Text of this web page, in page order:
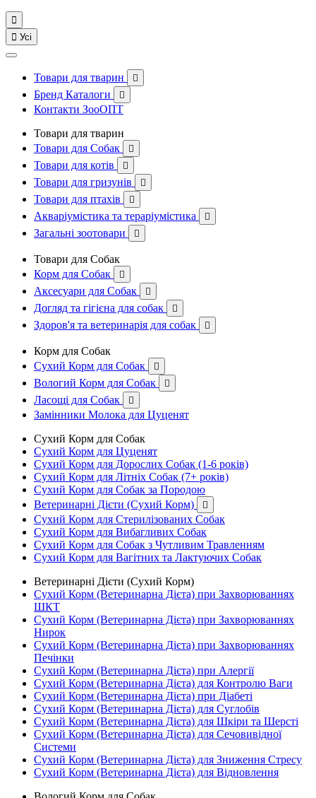

 Усі
Товари для тварин 
Бренд Каталоги 
Контакти ЗооОПТ
Товари для тварин
Товари для Собак

Товари для котів 
Товари для гризунів 
Товари для птахів 
Акваріумістика та тераріумістика 
Загальні зоотовари 
Товари для Собак
Корм для Собак

Аксесуари для Собак 
Догляд та гігієна для собак 
Здоров'я та ветеринарія для собак 
Корм для Собак
Сухий Корм для Собак

Вологий Корм для Собак 
Ласощі для Собак 
Замінники Молока для Цуценят
Сухий Корм для Собак
Сухий Корм для Цуценят
Сухий Корм для Дорослих Собак (1-6 років)
Сухий Корм для Літніх Собак (7+ років)
Сухий Корм для Собак за Породою
Ветеринарні Дієти (Сухий Корм)

Сухий Корм для Стерилізованих Собак
Сухий Корм для Вибагливих Собак
Сухий Корм для Собак з Чутливим Травленням
Сухий Корм для Вагітних та Лактуючих Собак
Ветеринарні Дієти (Сухий Корм)
Сухий Корм (Ветеринарна Дієта) при Захворюваннях
ШКТ
Сухий Корм (Ветеринарна Дієта) при Захворюваннях
Нирок
Сухий Корм (Ветеринарна Дієта) при Захворюваннях
Печінки
Сухий Корм (Ветеринарна Дієта) при Алергії
Сухий Корм (Ветеринарна Дієта) для Контролю Ваги
Сухий Корм (Ветеринарна Дієта) при Діабеті
Сухий Корм (Ветеринарна Дієта) для Суглобів
Сухий Корм (Ветеринарна Дієта) для Шкіри та Шерсті
Сухий Корм (Ветеринарна Дієта) для Сечовивідної
Системи
Сухий Корм (Ветеринарна Дієта) для Зниження Стресу
Сухий Корм (Ветеринарна Дієта) для Відновлення